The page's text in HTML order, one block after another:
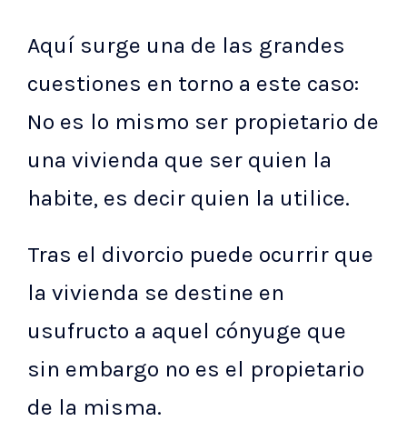
Aquí surge una de las grandes
cuestiones en torno a este caso:
No es lo mismo ser propietario de
una vivienda que ser quien la
habite, es decir quien la utilice.
Tras el divorcio puede ocurrir que
la vivienda se destine en
usufructo a aquel cónyuge que
sin embargo no es el propietario
de la misma.